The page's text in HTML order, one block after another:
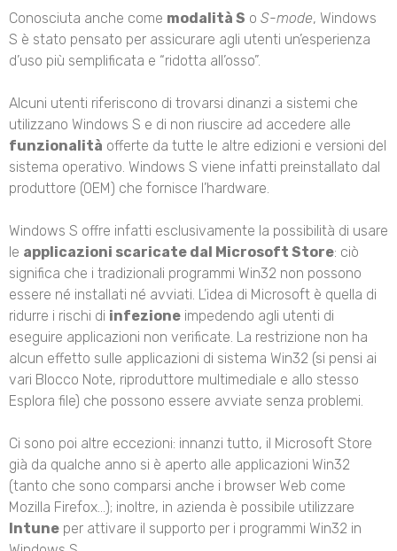
Conosciuta anche come modalità S o S-mode, Windows
S è stato pensato per assicurare agli utenti un’esperienza
d’uso più semplificata e “ridotta all’osso”.
Alcuni utenti riferiscono di trovarsi dinanzi a sistemi che
utilizzano Windows S e di non riuscire ad accedere alle
funzionalità offerte da tutte le altre edizioni e versioni del
sistema operativo. Windows S viene infatti preinstallato dal
produttore (OEM) che fornisce l’hardware.
Windows S offre infatti esclusivamente la possibilità di usare
le applicazioni scaricate dal Microsoft Store: ciò
significa che i tradizionali programmi Win32 non possono
essere né installati né avviati. L’idea di Microsoft è quella di
ridurre i rischi di infezione impedendo agli utenti di
eseguire applicazioni non verificate. La restrizione non ha
alcun effetto sulle applicazioni di sistema Win32 (si pensi ai
vari Blocco Note, riproduttore multimediale e allo stesso
Esplora file) che possono essere avviate senza problemi.
Ci sono poi altre eccezioni: innanzi tutto, il Microsoft Store
già da qualche anno si è aperto alle applicazioni Win32
(tanto che sono comparsi anche i browser Web come
Mozilla Firefox…); inoltre, in azienda è possibile utilizzare
Intune per attivare il supporto per i programmi Win32 in